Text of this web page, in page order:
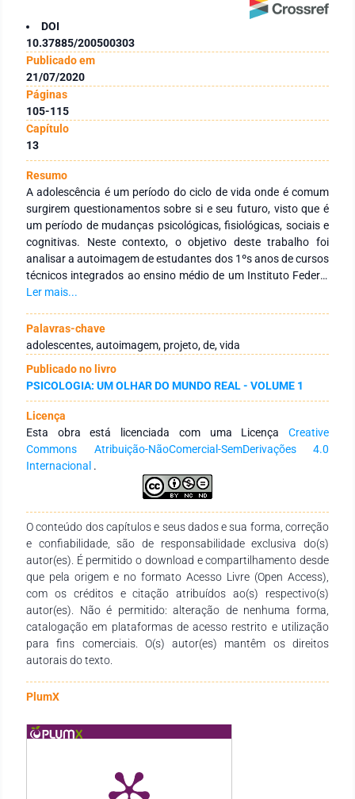
DOI
10.37885/200500303
Publicado em
21/07/2020
Páginas
105-115
Capítulo
13
Resumo
A adolescência é um período do ciclo de vida onde é comum
surgirem questionamentos sobre si e seu futuro, visto que é
um período de mudanças psicológicas, fisiológicas, sociais e
cognitivas. Neste contexto, o objetivo deste trabalho foi
analisar a autoimagem de estudantes dos 1ºs anos de cursos
técnicos integrados ao ensino médio de um Instituto Federal
de Educação a respeito do seu presente e do seu futuro. Para
utilizando um instrumento o qual lhes solicitava que
imaginassem e representassem, através de desenhos ou
palavras, seu PRESENTE e seu FUTURO dez anos depois.
Percebeu-se nas produções sobre o Presente temáticas como
a família, os amigos, a escola, sendo predominante a escola,
que era o contexto onde eles estavam inseridos no momento
da pesquisa, bem como sentimentos positivos e negativos.
Em relação ao Futuro essas temáticas também estiveram
presentes, no entanto, a profissão e/ou o dinheiro foram
percebidos pela maioria como sendo o mais relevante.
Conclui-se que é importante a discussão a respeito de
a escola depois da família é o agente mais importante de
socialização e orientação.
Ler mais...
Palavras-chave
adolescentes, autoimagem, projeto, de, vida
Publicado no livro
PSICOLOGIA: UM OLHAR DO MUNDO REAL - VOLUME 1
Licença
Esta obra está licenciada com uma Licença Creative
Commons Atribuição-NãoComercial-SemDerivações 4.0
Internacional .
O conteúdo dos capítulos e seus dados e sua forma, correção
e confiabilidade, são de responsabilidade exclusiva do(s)
autor(es). É permitido o download e compartilhamento desde
que pela origem e no formato Acesso Livre (Open Access),
com os créditos e citação atribuídos ao(s) respectivo(s)
autor(es). Não é permitido: alteração de nenhuma forma,
catalogação em plataformas de acesso restrito e utilização
para fins comerciais. O(s) autor(es) mantêm os direitos
autorais do texto.
PlumX